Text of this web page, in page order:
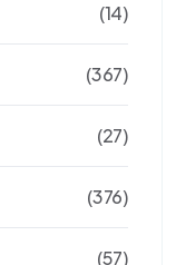
(14)
(367)
(27)
(376)
(57)